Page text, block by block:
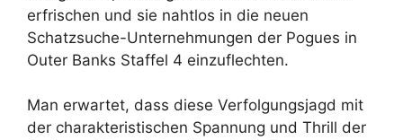
erfrischen und sie nahtlos in die neuen
Schatzsuche-Unternehmungen der Pogues in
Outer Banks Staffel 4 einzuflechten.
Man erwartet, dass diese Verfolgungsjagd mit
der charakteristischen Spannung und Thrill der